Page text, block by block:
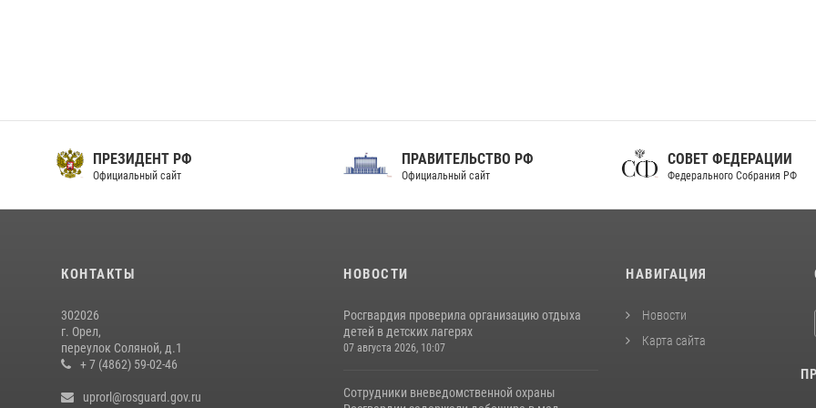
ПРЕЗИДЕНТ РФ
Официальный сайт
ПРАВИТЕЛЬСТВО РФ
Официальный сайт
СОВЕТ ФЕДЕРАЦИИ
Федерального Собрания РФ
КОНТАКТЫ
302026
г. Орел,
переулок Соляной, д.1
+ 7 (4862) 59-02-46
uprorl@rosguard.gov.ru
НОВОСТИ
Росгвардия проверила организацию отдыха
детей в детских лагерях
07 августа 2026, 10:07
Сотрудники вневедомственной охраны
НАВИГАЦИЯ
Новости
Карта сайта